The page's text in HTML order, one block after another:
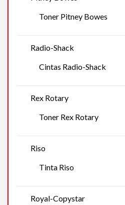
Toner Pitney Bowes
Radio-Shack
Cintas Radio-Shack
Rex Rotary
Toner Rex Rotary
Riso
Tinta Riso
Royal-Copystar